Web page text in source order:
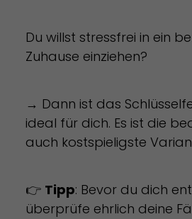
Du willst stressfrei in ein
Zuhause einziehen?
→ Dann ist das
ideal für dich. Es ist die
auch kostspieligste
👉 Tipp: Bevor du dich
überprüfe ehrlich deine